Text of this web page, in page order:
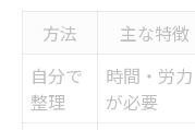
方法 主な特徴
自分で
整理
時間・労力
が必要